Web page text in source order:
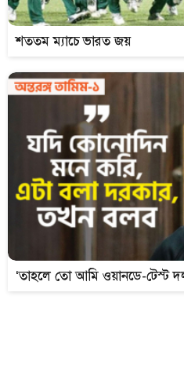
শততম ম্যাচে ভারত জয়
‘তাহলে তো আমি ওয়ানডে-টেস্ট